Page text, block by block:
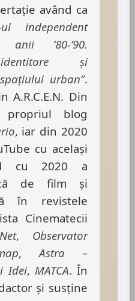
având ca
ul independent
’80-’90.
şi
urban”.
A.R.C.E.N. Din
blog
, iar din 2020
cu acelaşi
cu 2020 a
de film și
în revistele
Cinematecii
, Observator
,Astra –
Idei, MATCA. În
și susține